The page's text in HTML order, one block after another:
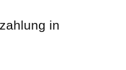
in